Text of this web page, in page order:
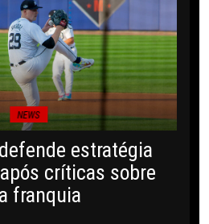
NEWS
estratégia
críticas sobre
franquia